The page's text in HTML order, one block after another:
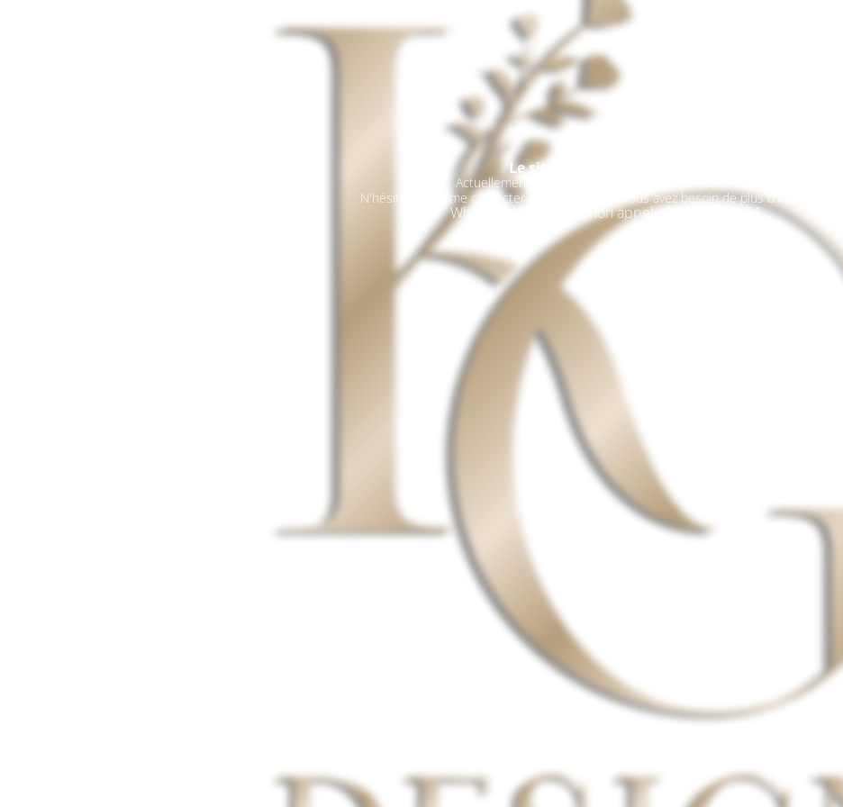
Le site est en maintenance
Actuellement, je suis en période de congé maternité.
N'hésitez pas à me contacter sur WhatsApp si vous avez besoin de plus d'informations.
Whatsapp Message / non appel : 07.68.93.90.74